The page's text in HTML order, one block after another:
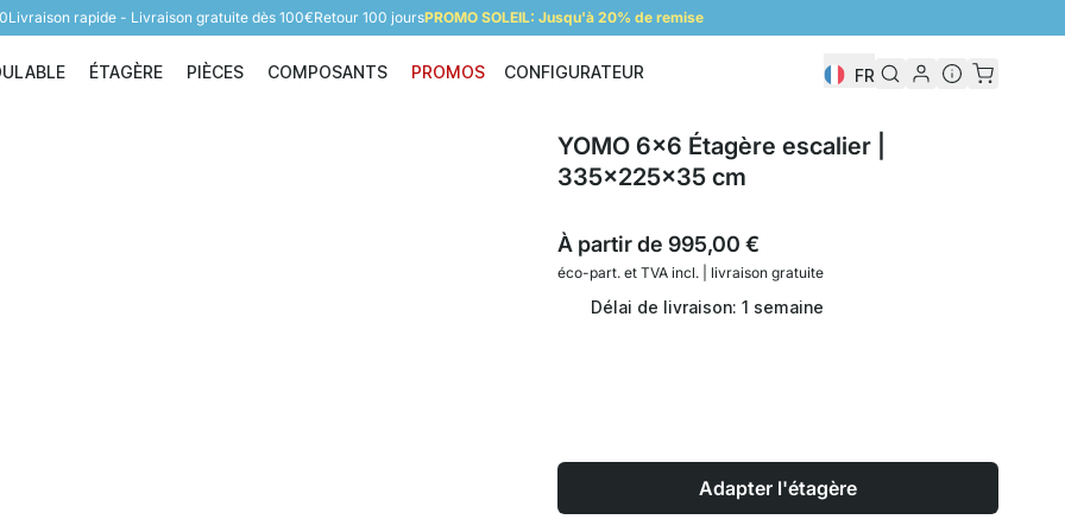
Livraison rapide - Livraison gratuite dès 100€Retour 100 joursPROMO SOLEIL: Jusqu'à 20% de remise
Étagère modulable
ÉTAGÈRE
Étagère
PIÈCES
Pièces
COMPOSANTS
Composants
PROMOS CONFIGURATEUR FR
YOMO 6x6 Étagère escalier |
335x225x35 cm
À partir de995,00 €
éco-part. etTVA incl. | livraison gratuite
Délai de livraison: 1 semaine
Adapter l'étagère